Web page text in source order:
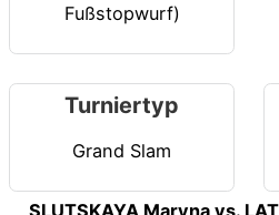
Fußstopwurf)
Turniertyp
Grand Slam